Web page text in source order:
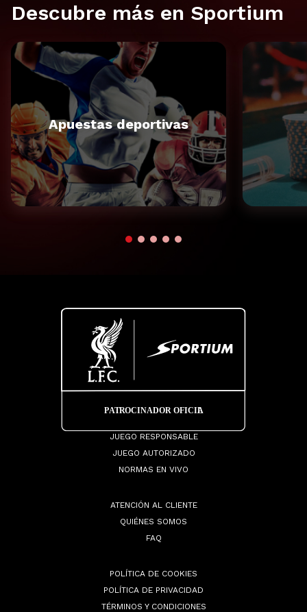
Descubre más en Sportium
Apuestas deportivas
JUEGO RESPONSABLE
JUEGO AUTORIZADO
NORMAS EN VIVO
ATENCIÓN AL CLIENTE
QUIÉNES SOMOS
FAQ
POLÍTICA DE COOKIES
POLÍTICA DE PRIVACIDAD
TÉRMINOS Y CONDICIONES